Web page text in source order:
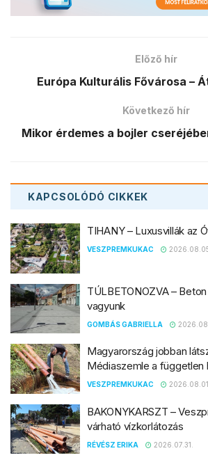
Előző hír
Európa Kulturális Fővárosa –
Következő hír
Mikor érdemes a bojler
KAPCSOLÓDÓ CIKKEK
TIHANY – Luxusvillák az
VESZPREMKUKAC
TÚLBETONOZVA –
vagyunk
GOMBÁS GABRIELLA
Magyarország jobban
Médiaszemle a független
VESZPREMKUKAC 2026.08.01.
BAKONYKARSZT –
várható vízkorlátozás
RÉVÉSZ ERIKA 2026.07.31.